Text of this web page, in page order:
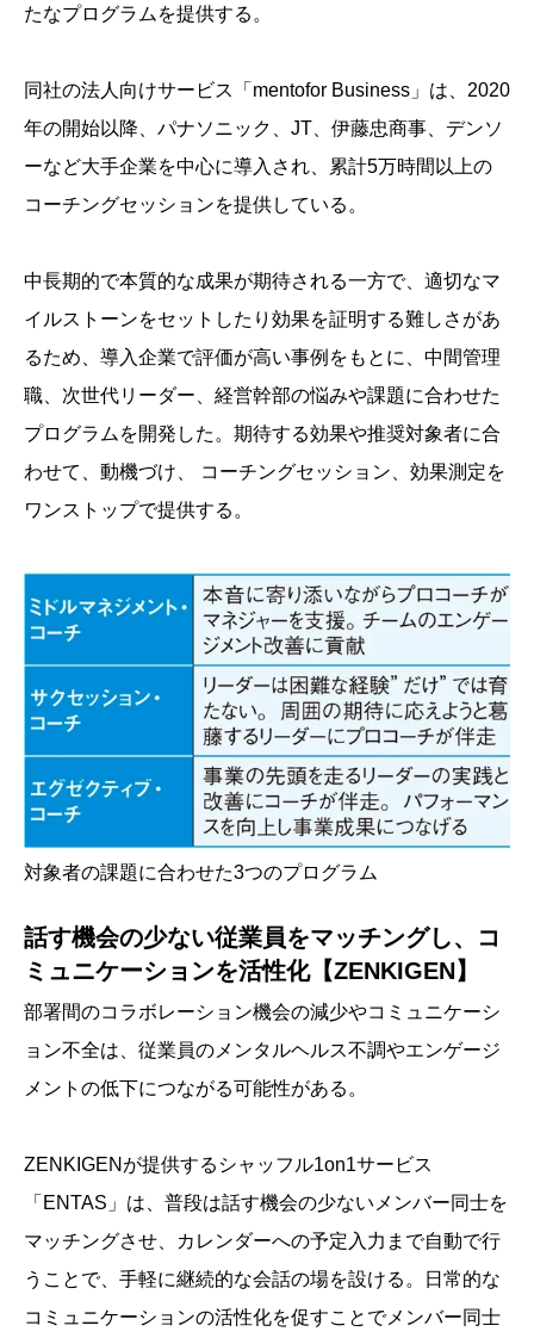
たなプログラムを提供する。
同社の法人向けサービス「mentofor Business」は、2020
年の開始以降、パナソニック、JT、伊藤忠商事、デンソ
ーなど大手企業を中心に導入され、累計5万時間以上の
コーチングセッションを提供している。
中長期的で本質的な成果が期待される一方で、適切なマ
イルストーンをセットしたり効果を証明する難しさがあ
るため、導入企業で評価が高い事例をもとに、中間管理
職、次世代リーダー、経営幹部の悩みや課題に合わせた
プログラムを開発した。期待する効果や推奨対象者に合
わせて、動機づけ、 コーチングセッション、効果測定を
ワンストップで提供する。
対象者の課題に合わせた3つのプログラム
話す機会の少ない従業員をマッチングし、コ
ミュニケーションを活性化【ZENKIGEN】
部署間のコラボレーション機会の減少やコミュニケーシ
ョン不全は、従業員のメンタルヘルス不調やエンゲージ
メントの低下につながる可能性がある。
ZENKIGENが提供するシャッフル1on1サービス
「ENTAS」は、普段は話す機会の少ないメンバー同士を
マッチングさせ、カレンダーへの予定入力まで自動で行
うことで、手軽に継続的な会話の場を設ける。日常的な
コミュニケーションの活性化を促すことでメンバー同士